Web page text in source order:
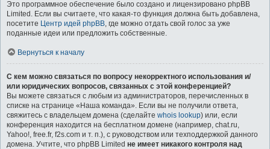
Это программное обеспечение было создано и лицензировано phpBB
Limited. Если вы считаете, что какая-то функция должна быть добавлена,
посетите Центр идей phpBB, где можно отдать свой голос за уже
поданные идеи или предложить собственные.
Вернуться к началу
С кем можно связаться по вопросу некорректного использования и/
или юридических вопросов, связанных с этой конференцией?
Вы можете связаться с любым из администраторов, перечисленных в
списке на странице «Наша команда». Если вы не получили ответа,
свяжитесь с владельцем домена (сделайте whois lookup) или, если
конференция находится на бесплатном домене (например, chat.ru,
Yahoo!, free.fr, f2s.com и т. п.), с руководством или техподдержкой данного
домена. Учтите, что phpBB Limited не имеет никакого контроля над